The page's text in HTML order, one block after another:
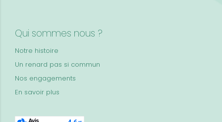
Qui sommes nous ?
Notre histoire
Un renard pas si commun
Nos engagements
En savoir plus